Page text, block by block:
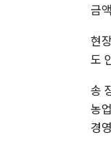
금
현
도
송
농
경